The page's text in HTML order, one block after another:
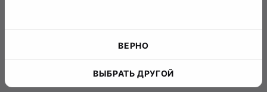
ВЕРНО
ВЫБРАТЬ ДРУГОЙ